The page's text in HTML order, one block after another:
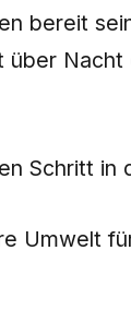
bereit
über
Schritt in
Umwelt